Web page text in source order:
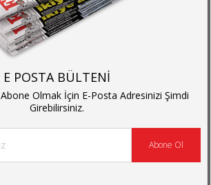
E POSTA BÜLTENİ
Olmak İçin E-Posta Adresinizi Şimdi
Girebilirsiniz.
Abone Ol